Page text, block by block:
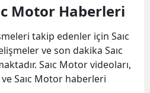
Amasya
Ankara
Antalya
Artvin
Motor Haberleri
takip edenler için Saıc
ve son dakika Saıc
Saıc Motor videoları,
Saıc Motor haberleri